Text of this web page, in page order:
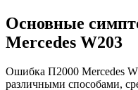
Основные
Mercedes W203
Ошибка П2000 Mercedes
различными способами,